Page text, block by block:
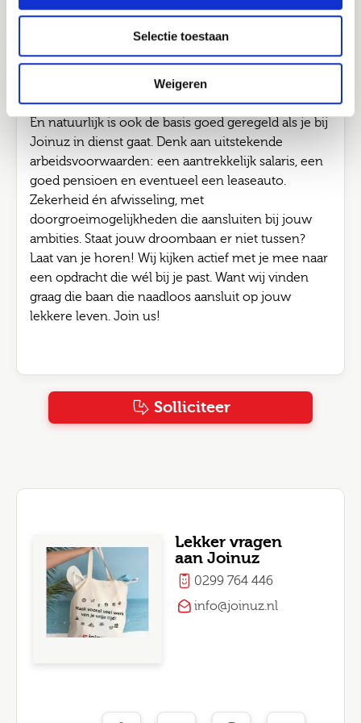
Selectie toestaan
Weigeren
waardevolle ervaring op, bouw je aan een sterk
netwerk bij verschillende opdrachtgevers.
Ondertussen blijf je groeien via de Joinuz
Academy, met persoonlijke begeleiding, trainingen
en vakinhoudelijke verdieping.
En natuurlijk is ook de basis goed geregeld als je bij
Joinuz in dienst gaat. Denk aan uitstekende
arbeidsvoorwaarden: een aantrekkelijk salaris, een
goed pensioen en eventueel een leaseauto.
Zekerheid én afwisseling, met
doorgroeimogelijkheden die aansluiten bij jouw
ambities. Staat jouw droombaan er niet tussen?
Laat van je horen! Wij kijken actief met je mee naar
een opdracht die wél bij je past. Want wij vinden
graag die baan die naadloos aansluit op jouw
lekkere leven. Join us!
Solliciteer
Lekker vragen
aan Joinuz
0299 764 446
info@joinuz.nl